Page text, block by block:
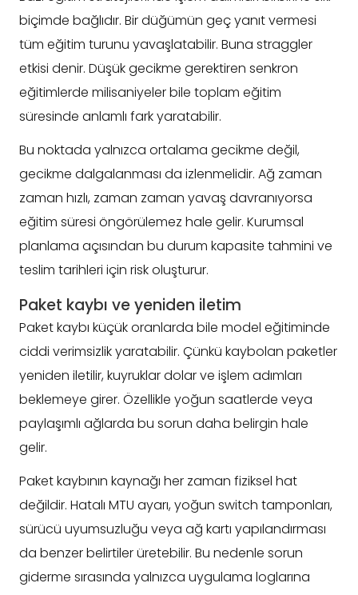
biçimde bağlıdır. Bir düğümün geç yanıt vermesi
tüm eğitim turunu yavaşlatabilir. Buna straggler
etkisi denir. Düşük gecikme gerektiren senkron
eğitimlerde milisaniyeler bile toplam eğitim
süresinde anlamlı fark yaratabilir.
Bu noktada yalnızca ortalama gecikme değil,
gecikme dalgalanması da izlenmelidir. Ağ zaman
zaman hızlı, zaman zaman yavaş davranıyorsa
eğitim süresi öngörülemez hale gelir. Kurumsal
planlama açısından bu durum kapasite tahmini ve
teslim tarihleri için risk oluşturur.
Paket kaybı ve yeniden iletim
Paket kaybı küçük oranlarda bile model eğitiminde
ciddi verimsizlik yaratabilir. Çünkü kaybolan paketler
yeniden iletilir, kuyruklar dolar ve işlem adımları
beklemeye girer. Özellikle yoğun saatlerde veya
paylaşımlı ağlarda bu sorun daha belirgin hale
gelir.
Paket kaybının kaynağı her zaman fiziksel hat
değildir. Hatalı MTU ayarı, yoğun switch tamponları,
sürücü uyumsuzluğu veya ağ kartı yapılandırması
da benzer belirtiler üretebilir. Bu nedenle sorun
giderme sırasında yalnızca uygulama loglarına